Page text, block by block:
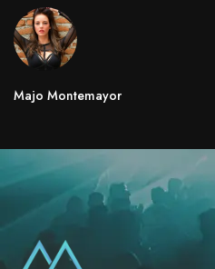
Majo Montemayor